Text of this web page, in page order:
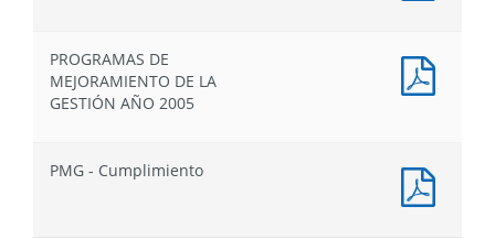
PROGRAMAS DE
MEJORAMIENTO DE LA
GESTIÓN AÑO 2005
PMG - Cumplimiento